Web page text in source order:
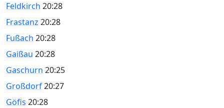
Feldkirch 20:28
Frastanz 20:28
Fußach 20:28
Gaißau 20:28
Gaschurn 20:25
Großdorf20:27
Göfis 20:28